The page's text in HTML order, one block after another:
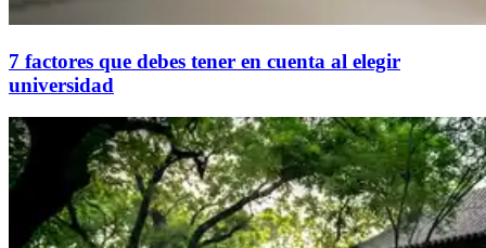
7 factores que debes tener en cuenta al elegir
universidad